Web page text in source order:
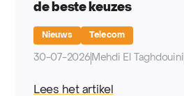
de beste keuzes
Nieuws Telecom
30-07-2026 Mehdi El Taghdouini
Lees het artikel